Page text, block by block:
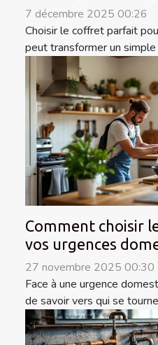
7 décembre 2025 00:26
Choisir le coffret parfait
peut transformer un simple
Comment choisir
vos urgences
27 novembre 2025 00:30
Face à une urgence
de savoir vers qui se